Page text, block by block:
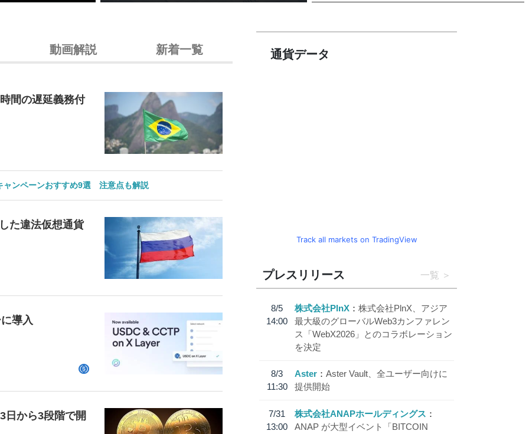
動画解説 新着一覧
間の遅延義務付
ャンペーンおすすめ9選 注意点も解説
た違法仮想通貨
導入
日から3段階で開
通貨データ
Track all markets on TradingView
プレスリリース 一覧
8/5
14:00
株式会社PlnX
株式会社PlnX、アジア
最大級のグローバルWeb3カンファレン
ス「WebX2026」とのコラボレーション
を決定
8/3
11:30
Aster
Aster Vault、全ユーザー向けに
提供開始
7/31
13:00
株式会社ANAPホールディングス
ANAP が大型イベント「BITCOIN